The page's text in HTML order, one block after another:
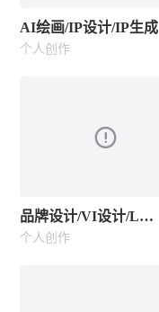
AI绘画/IP设计/IP生成
个人创作
品牌设计/VI设计/LOGO设计
个人创作